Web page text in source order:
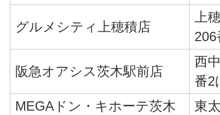
グルメシティ上穂積店
上
206
阪急オアシス茨木駅前店
西
番2
MEGAドン・キホーテ茨木
東